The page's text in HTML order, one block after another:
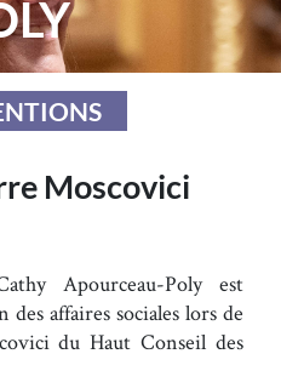
Moscovici
Apourceau-Poly est
affaires sociales lors de
du Haut Conseil des